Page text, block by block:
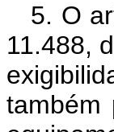
5. O
11.488,
também